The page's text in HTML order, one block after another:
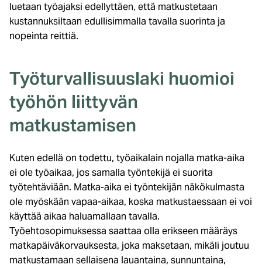
luetaan työajaksi edellyttäen, että matkustetaan
kustannuksiltaan edullisimmalla tavalla suorinta ja
nopeinta reittiä.
Työturvallisuuslaki huomioi
työhön liittyvän
matkustamisen
Kuten edellä on todettu, työaikalain nojalla matka-aika
ei ole työaikaa, jos samalla työntekijä ei suorita
työtehtäviään. Matka-aika ei työntekijän näkökulmasta
ole myöskään vapaa-aikaa, koska matkustaessaan ei voi
käyttää aikaa haluamallaan tavalla.
Työehtosopimuksessa saattaa olla erikseen määräys
matkapäiväkorvauksesta, joka maksetaan, mikäli joutuu
matkustamaan sellaisena lauantaina, sunnuntaina,